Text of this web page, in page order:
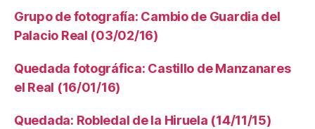
Grupo de fotografía: Cambio de Guardia del
Palacio Real (03/02/16)
Quedada fotográfica: Castillo de Manzanares
el Real (16/01/16)
Quedada: Robledal de la Hiruela (14/11/15)